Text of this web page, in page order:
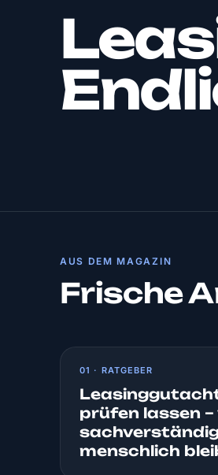
AUS DEM MAGAZIN
Frische
01 · RATGEBER
prüfen lassen
menschlich